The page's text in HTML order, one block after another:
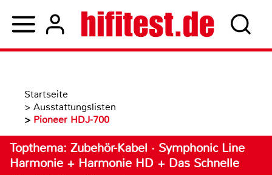
Startseite
> Ausstattungslisten
> Pioneer HDJ-700
Topthema: Zubehör-Kabel · Symphonic Line
Harmonie + Harmonie HD + Das Schnelle